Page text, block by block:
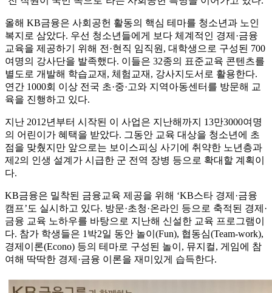
올해 KB금융은 사회공헌 활동의 핵심 테마를 청소년과 노인
복지로 삼았다. 우선 청소년들에게 보다 체계적인 경제·금융
교육을 제공하기 위해 전·현직 임직원, 대학생으로 구성된 700
여명의 강사단을 발족했다. 이들은 32종의 표준교육 콘텐츠를
별도로 개발해 학습교재, 체험교재, 강사지도서로 활용한다.
연간 1000회 이상 전국 초·중·고와 지역아동센터를 방문해 교
육을 진행하고 있다.
지난 2012년부터 시작된 이 사업은 지난해까지 13만3000여명
의 어린이가 혜택을 받았다. 그동안 교육 대상을 청소년에 초
점을 맞췄지만 앞으로는 보이스피싱 사기에 취약한 노년층과
제2의 인생 설계가 시급한 군 전역 장병 등으로 확대할 계획이
다.
KB금융은 밀착된 금융교육 제공을 위해 ‘KB스타 경제·금융
캠프’도 실시하고 있다. 방문·초청·온라인 등으로 축적된 경제·
금융 교육 노하우를 바탕으로 지난해 신설한 교육 프로그램이
다. 참가 학생들은 1박2일 동안 놀이(Fun), 협동심(Team-work),
경제이론(Econo) 등의 테마로 구성된 놀이, 뮤지컬, 게임에 참
여해 딱딱한 경제·금융 이론을 재미있게 습득한다.